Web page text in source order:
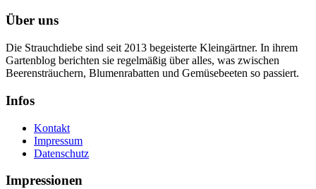
Über uns
Die Strauchdiebe sind seit 2013 begeisterte Kleingärtner. In ihrem
Gartenblog berichten sie regelmäßig über alles, was zwischen
Beerensträuchern, Blumenrabatten und Gemüsebeeten so passiert.
Infos
Kontakt
Impressum
Datenschutz
Impressionen